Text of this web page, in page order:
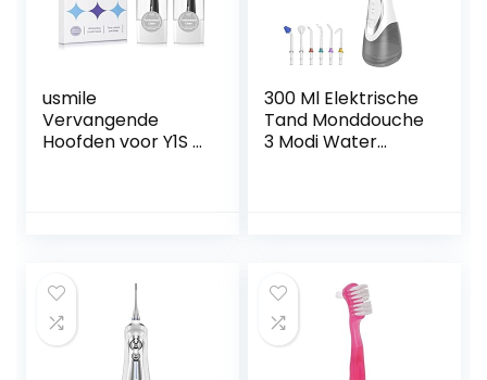
usmile
Vervangende
Hoofden voor Y1S /
borstelhoofden
met Reisdekking,
Zwart
300 Ml Elektrische
Tand Monddouche
3 Modi Water
olor:白色)